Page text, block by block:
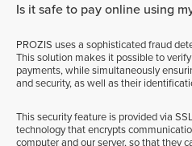
Is it safe to pay online using
PROZIS uses a sophisticated fraud
This solution makes it possible to
payments, while simultaneously
and security, as well as their
This security feature is provided via
technology that encrypts
computer and our server, so that they